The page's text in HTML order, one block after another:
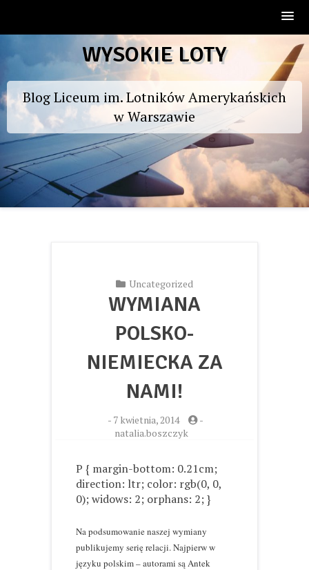
to
WYSOKIE LOTY
Blog Liceum im. Lotników Amerykańskich
w Warszawie
Uncategorized
WYMIANA
POLSKO-
NIEMIECKA ZA
NAMI!
- 7 kwietnia, 2014
-
natalia.boszczyk
P { margin-bottom: 0.21cm;
direction: ltr; color: rgb(0, 0,
0); widows: 2; orphans: 2; }
Na podsumowanie naszej wymiany
publikujemy serię relacji. Najpierw w
języku polskim – autorami są Antek